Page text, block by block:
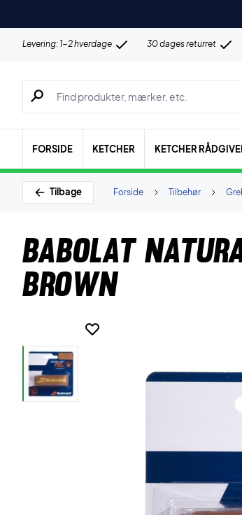
Levering: 1-2 hverdage 30 dages returret
Søg efter produkter, mærker etc.
FORSIDE KETCHER KETCHER
Tilbage Tilbehør
Forside
Babolat
Brown